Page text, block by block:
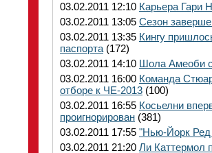
03.02.2011 12:10 Карьера Гари
03.02.2011 13:05 Сезон
03.02.2011 13:35 Кингу
паспорта (172)
03.02.2011 14:10 Шола Амеоби
03.02.2011 16:00 Команда
отборе к ЧЕ-2013 (100)
03.02.2011 16:55 Косьелни
проигнорирован (381)
03.02.2011 17:55 "Нью-Йорк Ред
03.02.2011 21:20 Ли Каттермол